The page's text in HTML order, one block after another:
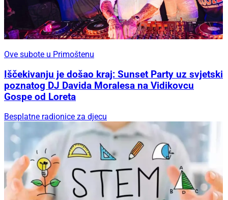
Ove subote u Primoštenu
Iščekivanju je došao kraj: Sunset Party uz svjetski
poznatog DJ Davida Moralesa na Vidikovcu
Gospe od Loreta
Besplatne radionice za djecu